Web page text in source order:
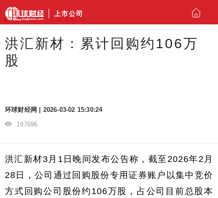
上市公司
环球财经 上市公司
洪汇新材：累计回购约106万
股
环球财经网 | 2026-03-02 15:30:24
197696
洪汇新材3月1日晚间发布公告称，截至2026年2月
28日，公司通过回购股份专用证券账户以集中竞价
方式回购公司股份约106万股，占公司目前总股本